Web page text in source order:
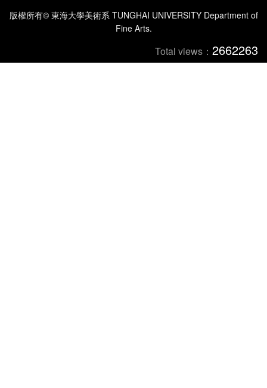
版權所有© 東海大學美術系 TUNGHAI UNIVERSITY Department of
Fine Arts.
Total views： 2662263